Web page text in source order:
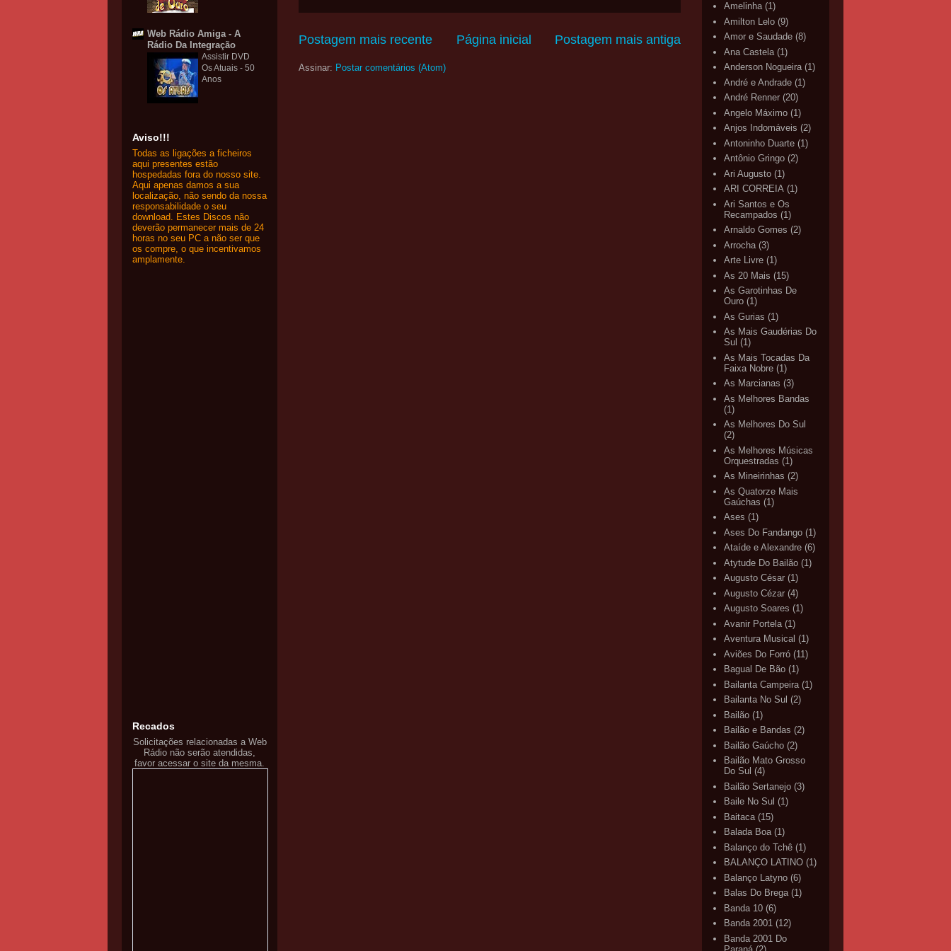
Postagem mais recente Postagem mais antiga
Página inicial
Assinar: Postar comentários (Atom)
Web Rádio Amiga - A
Rádio Da Integração
Assistir DVD
Os Atuais - 50
Anos
Aviso!!!
Todas as ligações a ficheiros
aqui presentes estão
hospedadas fora do nosso site.
Aqui apenas damos a sua
localização, não sendo da nossa
responsabilidade o seu
download. Estes Discos não
deverão permanecer mais de 24
horas no seu PC a não ser que
os compre, o que incentivamos
amplamente.
Recados
Solicitações relacionadas a Web
Rádio não serão atendidas,
favor acessar o site da mesma.
Amelinha (1)
Amilton Lelo (9)
Amor e Saudade (8)
Ana Castela (1)
Anderson Nogueira (1)
André e Andrade (1)
André Renner (20)
Angelo Máximo (1)
Anjos Indomáveis (2)
Antoninho Duarte (1)
Antônio Gringo (2)
Ari Augusto (1)
ARI CORREIA (1)
Ari Santos e Os
Recampados (1)
Arnaldo Gomes (2)
Arrocha (3)
Arte Livre (1)
As 20 Mais (15)
As Garotinhas De
Ouro (1)
As Gurias (1)
As Mais Gaudérias Do
Sul (1)
As Mais Tocadas Da
Faixa Nobre (1)
As Marcianas (3)
As Melhores Bandas
(1)
As Melhores Do Sul
(2)
As Melhores Músicas
Orquestradas (1)
As Mineirinhas (2)
As Quatorze Mais
Gaúchas (1)
Ases (1)
Ases Do Fandango (1)
Ataíde e Alexandre (6)
Atytude Do Bailão (1)
Augusto César (1)
Augusto Cézar (4)
Augusto Soares (1)
Avanir Portela (1)
Aventura Musical (1)
Aviões Do Forró (11)
Bagual De Bão (1)
Bailanta Campeira (1)
Bailanta No Sul (2)
Bailão (1)
Bailão e Bandas (2)
Bailão Gaúcho (2)
Bailão Mato Grosso
Do Sul (4)
Bailão Sertanejo (3)
Baile No Sul (1)
Baitaca (15)
Balada Boa (1)
Balanço do Tchê (1)
BALANÇO LATINO (1)
Balanço Latyno (6)
Balas Do Brega (1)
Banda 10 (6)
Banda 2001 (12)
Banda 2001 Do